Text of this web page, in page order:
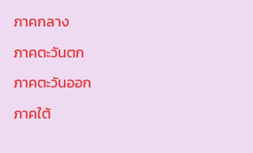
ภาคกลาง
ภาคตะวันตก
ภาคตะวันออก
ภาคใต้